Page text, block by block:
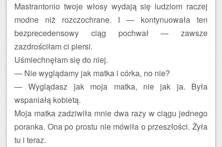
Mastrantonio twoje włosy wydają się ludziom raczej
modne niż rozczochrane. I — kontynuowała ten
bezprecedensowy ciąg pochwał — zawsze
zazdrościłam ci piersi.
Uśmiechnęłam się do niej.
— Nie wyglądamy jak matka i córka, no nie?
— Wyglądasz jak moja matka, nie jak ja. Była
wspaniałą kobietą.
Moja matka zadziwiła mnie dwa razy w ciągu jednego
poranka. Ona po prostu nie mówiła o przeszłości. Żyła
tu i teraz.